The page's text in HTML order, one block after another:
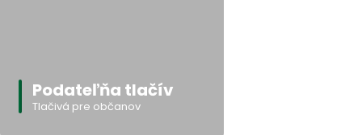
Podateľňa tlačív
Tlačivá pre občanov